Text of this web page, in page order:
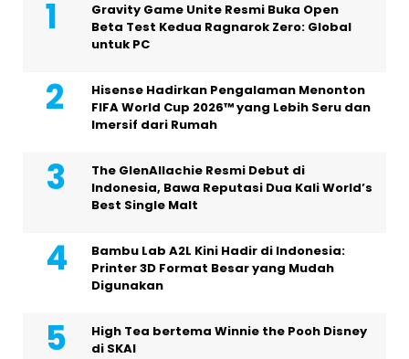
Gravity Game Unite Resmi Buka Open
Beta Test Kedua Ragnarok Zero: Global
untuk PC
Hisense Hadirkan Pengalaman Menonton
FIFA World Cup 2026™ yang Lebih Seru dan
Imersif dari Rumah
The GlenAllachie Resmi Debut di
Indonesia, Bawa Reputasi Dua Kali World’s
Best Single Malt
Bambu Lab A2L Kini Hadir di Indonesia:
Printer 3D Format Besar yang Mudah
Digunakan
High Tea bertema Winnie the Pooh Disney
di SKAI